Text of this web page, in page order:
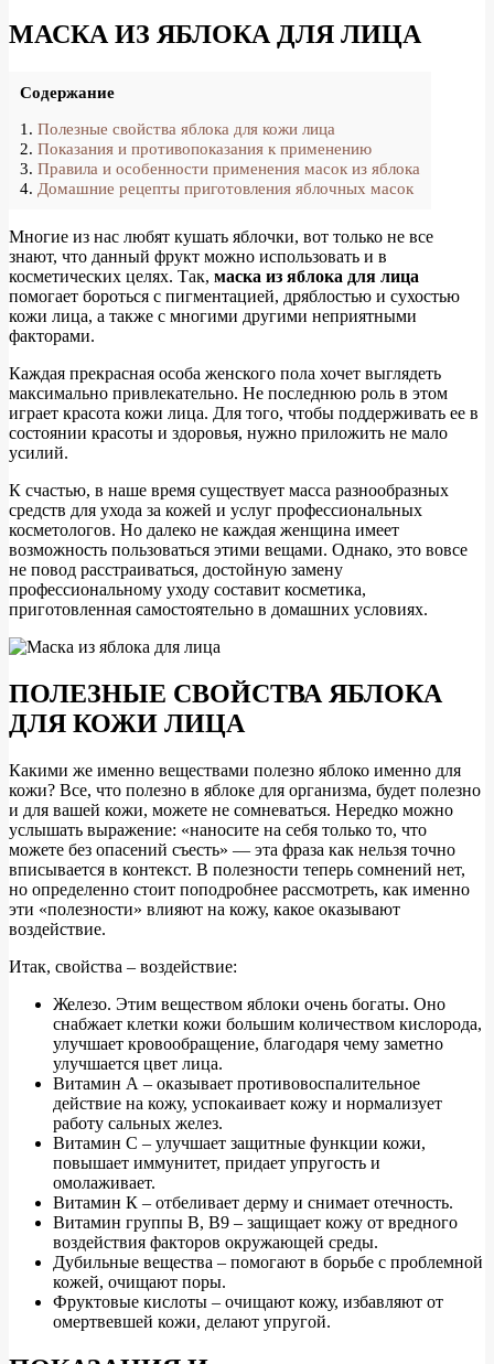
МАСКА ИЗ ЯБЛОКА ДЛЯ ЛИЦА
Содержание
Полезные свойства яблока для кожи лица
Показания и противопоказания к применению
Правила и особенности применения масок из яблока
Домашние рецепты приготовления яблочных масок
Многие из нас любят кушать яблочки, вот только не все
знают, что данный фрукт можно использовать и в
косметических целях. Так, маска из яблока для лица
помогает бороться с пигментацией, дряблостью и сухостью
кожи лица, а также с многими другими неприятными
факторами.
Каждая прекрасная особа женского пола хочет выглядеть
максимально привлекательно. Не последнюю роль в этом
играет красота кожи лица. Для того, чтобы поддерживать ее в
состоянии красоты и здоровья, нужно приложить не мало
усилий.
К счастью, в наше время существует масса разнообразных
средств для ухода за кожей и услуг профессиональных
косметологов. Но далеко не каждая женщина имеет
возможность пользоваться этими вещами. Однако, это вовсе
не повод расстраиваться, достойную замену
профессиональному уходу составит косметика,
приготовленная самостоятельно в домашних условиях.
ПОЛЕЗНЫЕ СВОЙСТВА ЯБЛОКА
ДЛЯ КОЖИ ЛИЦА
Какими же именно веществами полезно яблоко именно для
кожи? Все, что полезно в яблоке для организма, будет полезно
и для вашей кожи, можете не сомневаться. Нередко можно
услышать выражение: «наносите на себя только то, что
можете без опасений съесть» — эта фраза как нельзя точно
вписывается в контекст. В полезности теперь сомнений нет,
но определенно стоит поподробнее рассмотреть, как именно
эти «полезности» влияют на кожу, какое оказывают
воздействие.
Итак, свойства – воздействие:
Железо. Этим веществом яблоки очень богаты. Оно
снабжает клетки кожи большим количеством кислорода,
улучшает кровообращение, благодаря чему заметно
улучшается цвет лица.
Витамин А – оказывает противовоспалительное
действие на кожу, успокаивает кожу и нормализует
работу сальных желез.
Витамин С – улучшает защитные функции кожи,
повышает иммунитет, придает упругость и
омолаживает.
Витамин К – отбеливает дерму и снимает отечность.
Витамин группы В, В9 – защищает кожу от вредного
воздействия факторов окружающей среды.
Дубильные вещества – помогают в борьбе с проблемной
кожей, очищают поры.
Фруктовые кислоты – очищают кожу, избавляют от
омертвевшей кожи, делают упругой.